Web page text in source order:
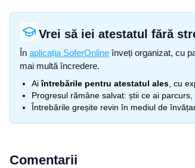
Vrei să iei atestatul fără
În aplicația SoferOnline înveți organizat, cu
mai multă încredere.
Aiîntrebările pentru atestatul ales , cu
Progresul rămâne salvat: știi ce ai
Întrebările greșite revin în mediul de
Comentarii